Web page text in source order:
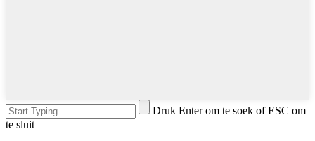
Druk Enter om te soek of ESC om
te sluit